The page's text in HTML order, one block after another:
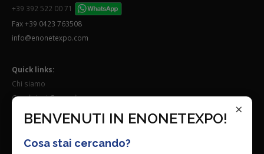
×
BENVENUTI IN ENONETEXPO!
Cosa stai cercando?
+39 392 522 00 71
Fax +39 0423 763508
info@enonetexpo.com
Quick links:
Chi siamo
Condizioni Generali
Lavora con noi
Seguici su: